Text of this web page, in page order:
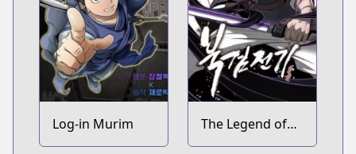
Log-in Murim
The Legend of
the Northern